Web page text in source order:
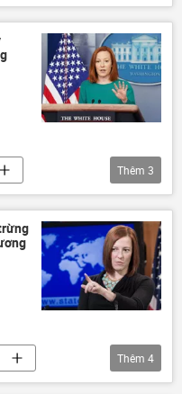
Thêm 3
Thêm 4